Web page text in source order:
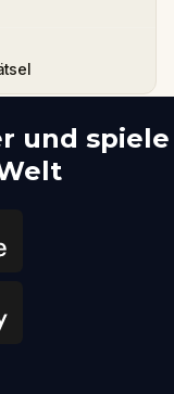
und spiele